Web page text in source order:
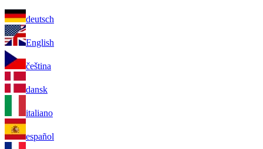
deutsch
English
čeština
dansk
italiano
español